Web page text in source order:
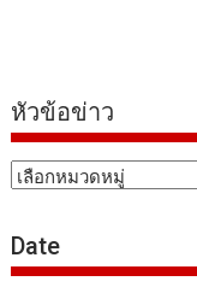
หัวข้อข่าว
หัวข้อ
Date